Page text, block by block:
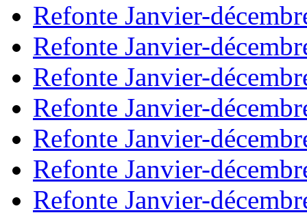
Refonte Janvier-
Refonte Janvier-
Refonte Janvier-
Refonte Janvier-
Refonte Janvier-
Refonte Janvier-
Refonte Janvier-